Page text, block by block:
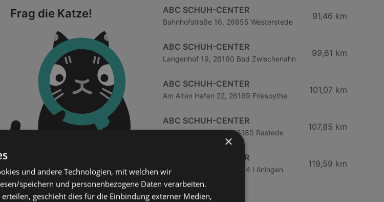
Frag die Katze! ABC SCHUH-CENTER
Bahnhofstraße 16, 26655 Westerstede
91,46 km
ABC SCHUH-CENTER
Langenhof 19, 26160 Bad Zwischenahn
99,61 km
ABC SCHUH-CENTER
Am Alten Hafen 22, 26169 Friesoythe
101,07 km
ABC SCHUH-CENTER
Raiffeisenstraße 34, 26180 Rastede
107,85 km
ABC SCHUH-CENTER
Lindenallee 11 - 17, 49624 Löningen
119,59 km
×
und andere Technologien, mit welchen wir
speichern und personenbezogene Daten verarbeiten.
geschieht dies für die Einbindung externer Medien,